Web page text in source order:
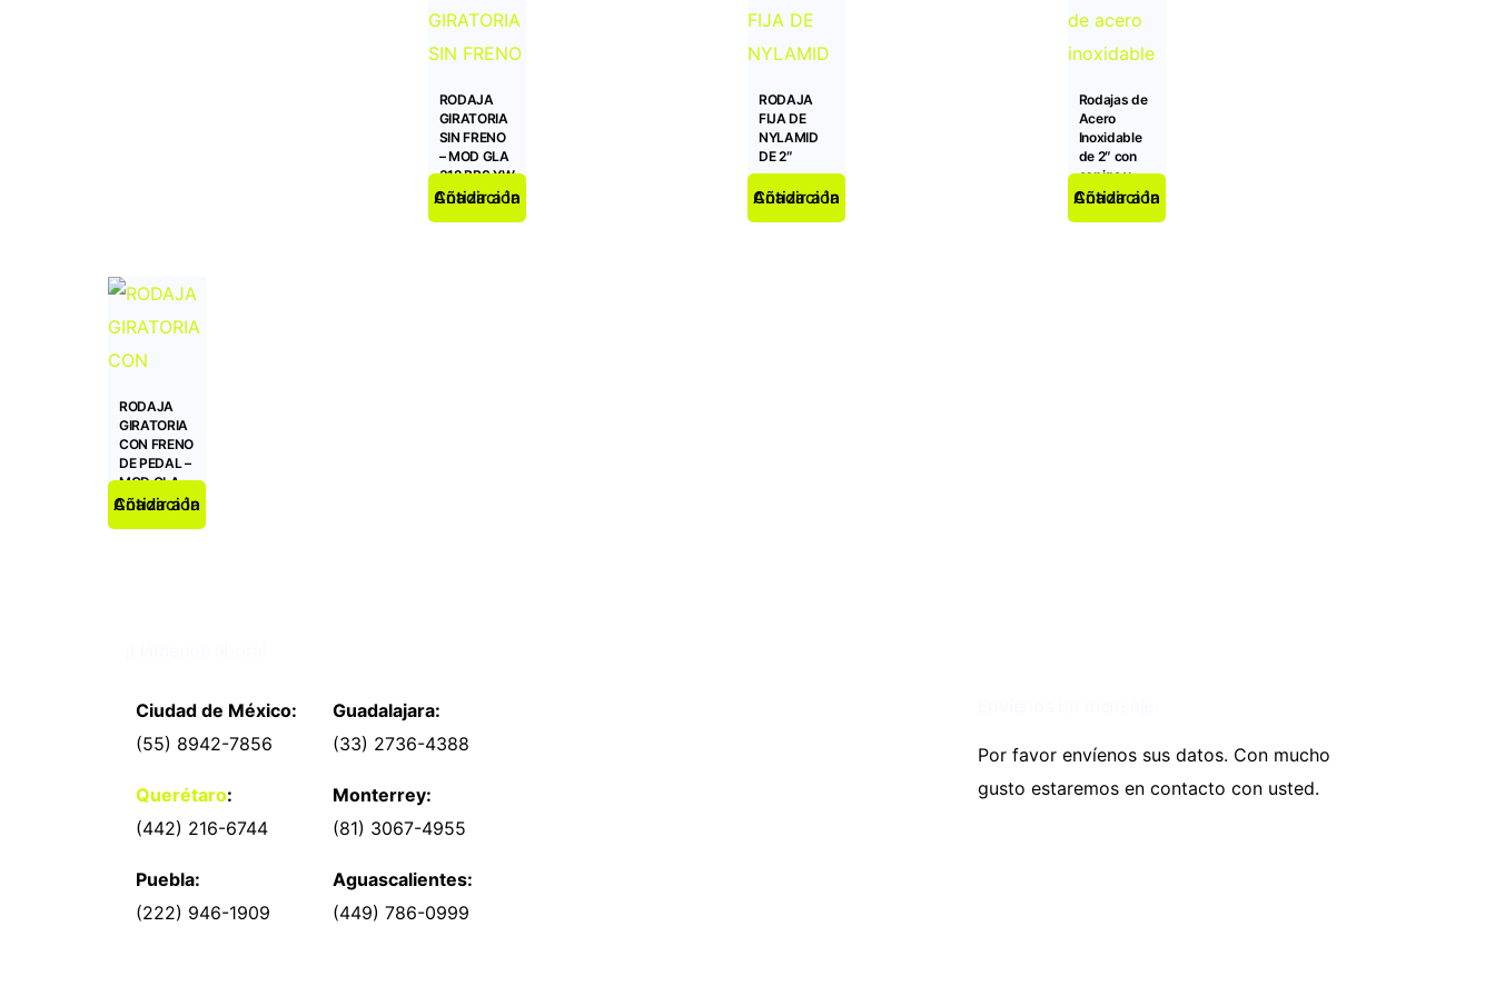
RODAJA
GIRATORIA
SIN FRENO
– MOD GLA
312 BPS YW
Añadir a la Cotización
RODAJA
FIJA DE
NYLAMID
DE 2″
Añadir a la Cotización
Rodajas de
Acero
Inoxidable
de 2″ con
espiga y
freno
Añadir a la Cotización
RODAJA
GIRATORIA
CON FRENO
DE PEDAL –
MOD GLA
312 POLY
Añadir a la Cotización
Ciudad de México:
(55) 8942-7856
Querétaro:
(442) 216-6744
Puebla:
(222) 946-1909
Guadalajara:
(33) 2736-4388
Monterrey:
(81) 3067-4955
Aguascalientes:
(449) 786-0999
Por favor envíenos sus datos. Con mucho
gusto estaremos en contacto con usted.